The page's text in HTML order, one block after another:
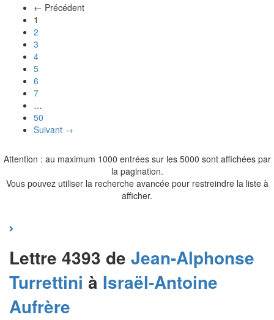
← Précédent
1
2
3
4
5
6
7
…
50
Suivant →
Attention : au maximum 1000 entrées sur les 5000 sont affichées par
la pagination.
Vous pouvez utiliser la recherche avancée pour restreindre la liste à
afficher.
Lettre 4393 de Jean-Alphonse
Turrettini à Israël-Antoine
Aufrère